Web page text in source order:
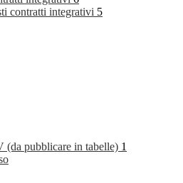
contratti integrativi 5
(da pubblicare in tabelle) 1